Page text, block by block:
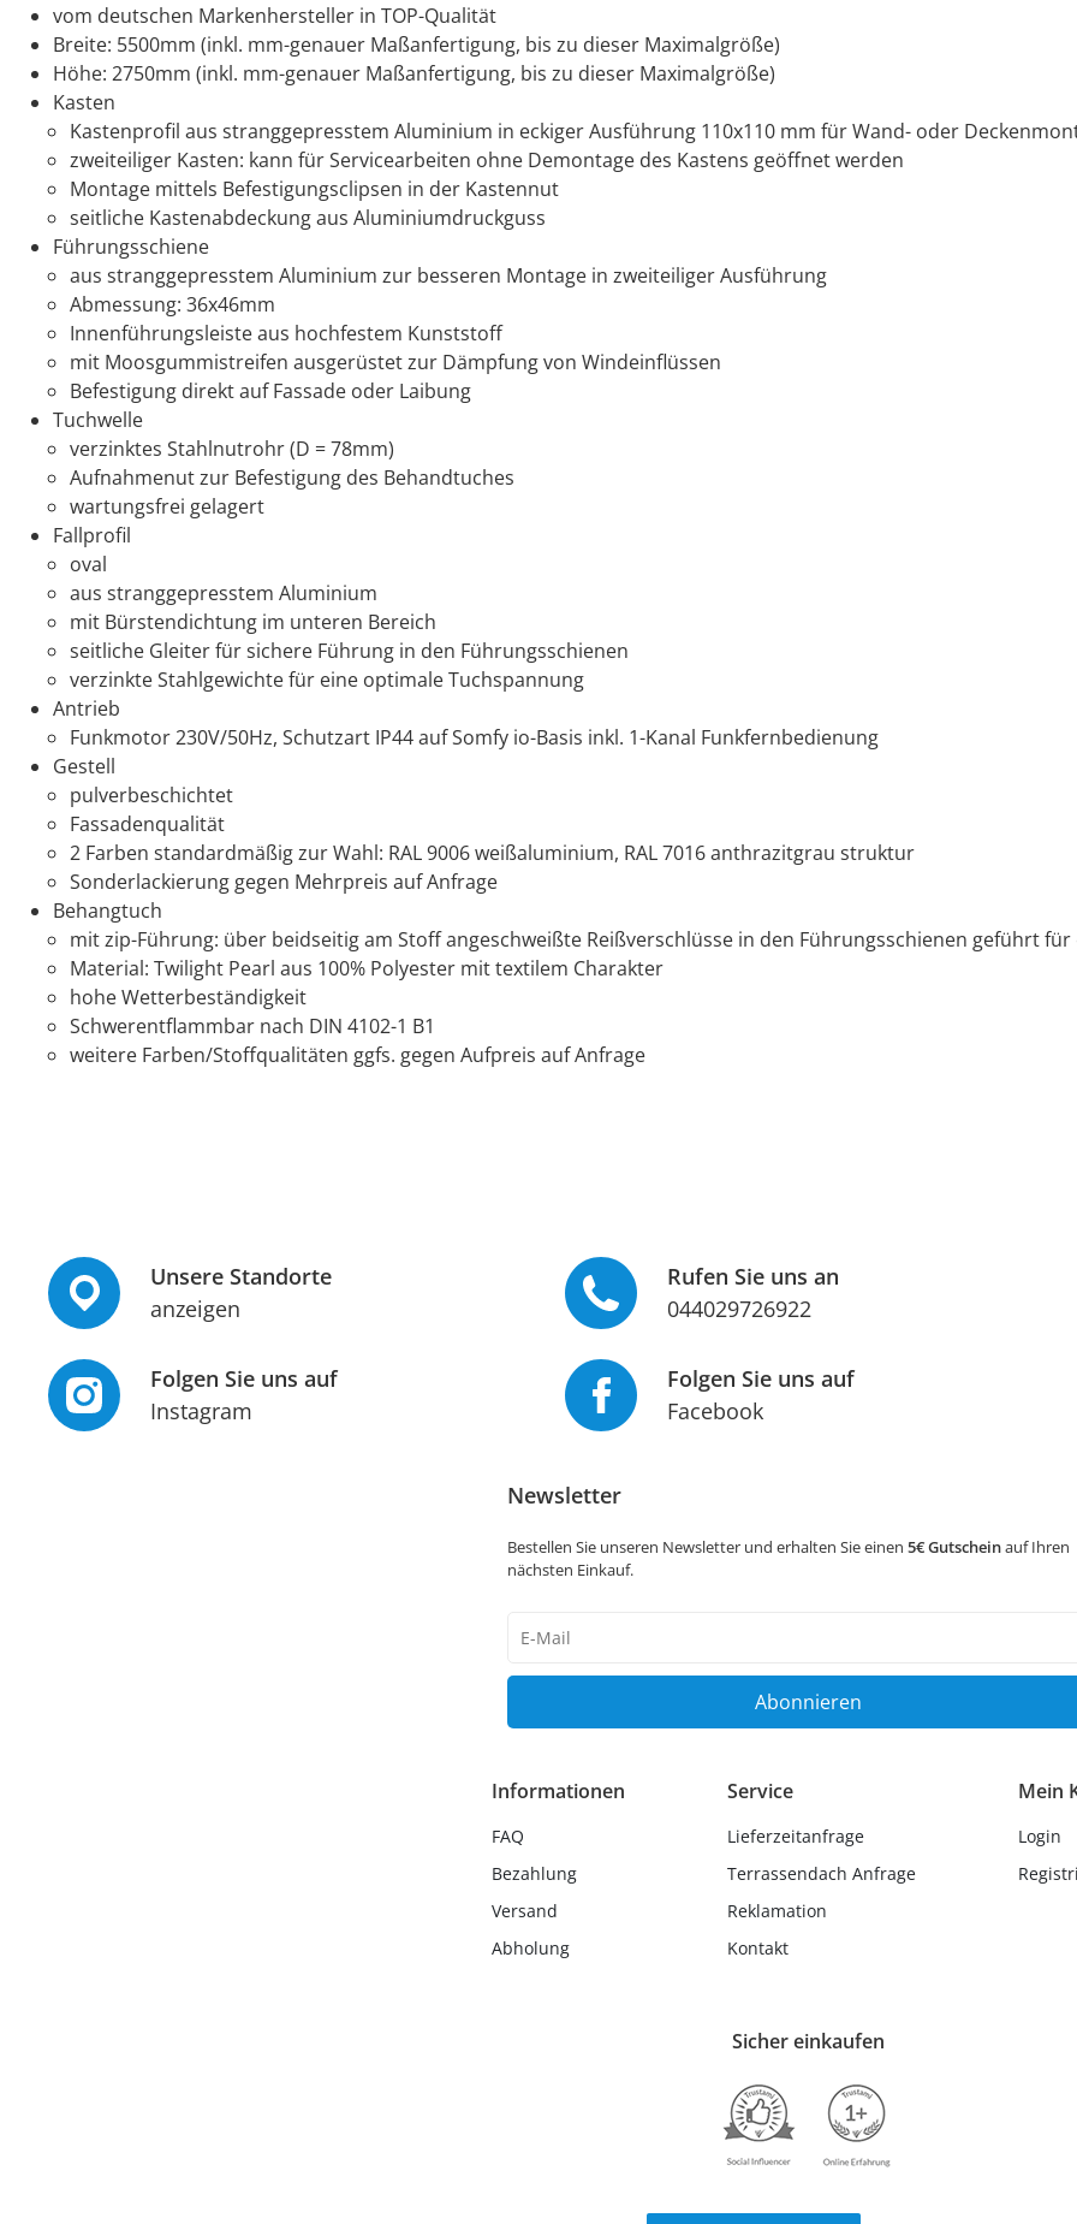
vom deutschen Markenhersteller in TOP-Qualität
Breite: 5500mm (inkl. mm-genauer Maßanfertigung, bis zu dieser Maximalgröße)
Höhe: 2750mm (inkl. mm-genauer Maßanfertigung, bis zu dieser Maximalgröße)
Kasten
Kastenprofil aus stranggepresstem Aluminium in eckiger Ausführung 110x110 mm für Wand- oder
zweiteiliger Kasten: kann für Servicearbeiten ohne Demontage des Kastens geöffnet werden
Montage mittels Befestigungsclipsen in der Kastennut
seitliche Kastenabdeckung aus Aluminiumdruckguss
Führungsschiene
aus stranggepresstem Aluminium zur besseren Montage in zweiteiliger Ausführung
Abmessung: 36x46mm
Innenführungsleiste aus hochfestem Kunststoff
mit Moosgummistreifen ausgerüstet zur Dämpfung von Windeinflüssen
Befestigung direkt auf Fassade oder Laibung
Tuchwelle
verzinktes Stahlnutrohr (D = 78mm)
Aufnahmenut zur Befestigung des Behandtuches
wartungsfrei gelagert
Fallprofil
oval
aus stranggepresstem Aluminium
mit Bürstendichtung im unteren Bereich
seitliche Gleiter für sichere Führung in den Führungsschienen
verzinkte Stahlgewichte für eine optimale Tuchspannung
Antrieb
Funkmotor 230V/50Hz, Schutzart IP44 auf Somfy io-Basis inkl. 1-Kanal Funkfernbedienung
Gestell
pulverbeschichtet
Fassadenqualität
2 Farben standardmäßig zur Wahl: RAL 9006 weißaluminium, RAL 7016 anthrazitgrau struktur
Sonderlackierung gegen Mehrpreis auf Anfrage
Behangtuch
mit zip-Führung: über beidseitig am Stoff angeschweißte Reißverschlüsse in den Führungsschienen geführt
Material: Twilight Pearl aus 100% Polyester mit textilem Charakter
hohe Wetterbeständigkeit
Schwerentflammbar nach DIN 4102-1 B1
weitere Farben/Stoffqualitäten ggfs. gegen Aufpreis auf Anfrage
Unsere Standorte
anzeigen
Rufen Sie uns an
044029726922
Folgen Sie uns auf
Instagram
Folgen Sie uns auf
Facebook
Newsletter
Bestellen Sie unseren Newsletter und erhalten Sie einen 5€ Gutscheinauf Ihren
nächsten Einkauf.
Honig
Abonnieren
Informationen
FAQ
Bezahlung
Versand
Abholung
Service
Lieferzeitanfrage
Terrassendach Anfrage
Reklamation
Kontakt
Mein
Login
Sicher einkaufen